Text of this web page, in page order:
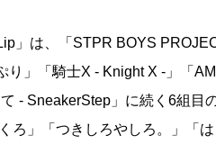
」は、「STPR BOYS
り」「騎士X - Knight X -」「
- SneakerStep」に続く6組目
ろ」「つきしろやしろ。」「